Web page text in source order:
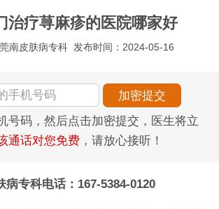
治疗荨麻疹的医院哪家好
南皮肤病专科 发布时间：2024-05-16
号码，然后点击加密提交，医生将立
通话对您免费 ，请放心接听！
病专科电话：167-5384-0120